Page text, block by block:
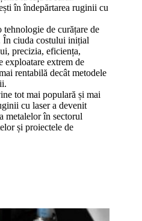
în îndepărtarea ruginii cu
tehnologie de curățare de
În ciuda costului inițial
precizia, eficiența,
exploatare extrem de
rentabilă decât metodele
tot mai populară și mai
cu laser a devenit
metalelor în sectorul
și proiectele de